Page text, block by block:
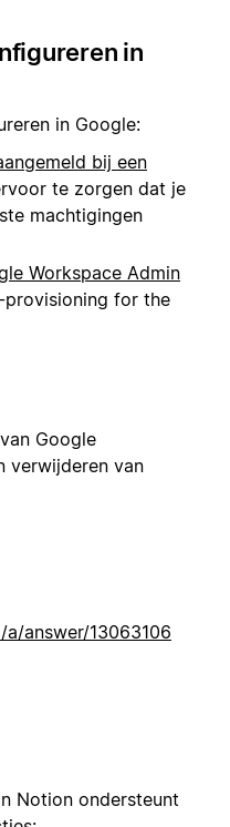
in
in Google:
bij een
te zorgen dat je
machtigingen
Workspace Admin
for the
Google
verwijderen van
answer/13063106
Notion ondersteunt